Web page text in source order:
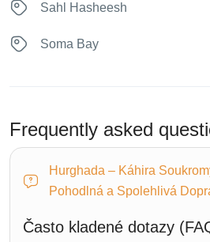
Sahl Hasheesh
Soma Bay
Frequently asked
Hurghada – Káhira
Pohodlná a Spolehlivá
Často kladené dotazy